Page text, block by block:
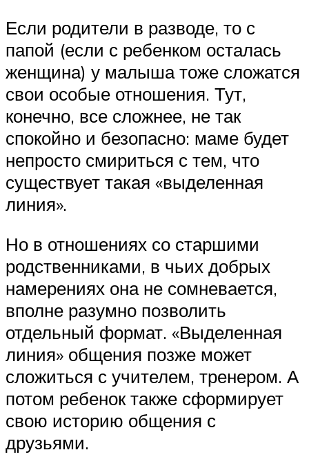
Если родители в разводе, то с
папой (если с ребенком осталась
женщина) у малыша тоже сложатся
свои особые отношения. Тут,
конечно, все сложнее, не так
спокойно и безопасно: маме будет
непросто смириться с тем, что
существует такая «выделенная
линия».
Но в отношениях со старшими
родственниками, в чьих добрых
намерениях она не сомневается,
вполне разумно позволить
отдельный формат. «Выделенная
линия» общения позже может
сложиться с учителем, тренером. А
потом ребенок также сформирует
свою историю общения с
друзьями.